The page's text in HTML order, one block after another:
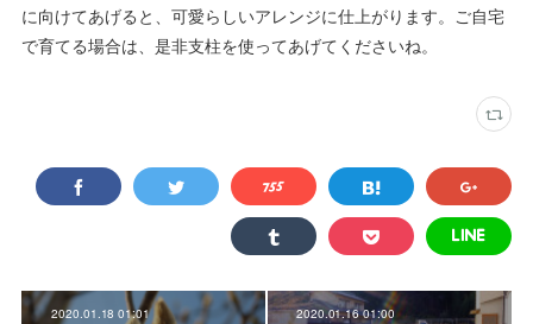
に向けてあげると、可愛らしいアレンジに仕上がります。ご自宅
で育てる場合は、是非支柱を使ってあげてくださいね。
2020.01.18 01:01 2020.01.16 01:00